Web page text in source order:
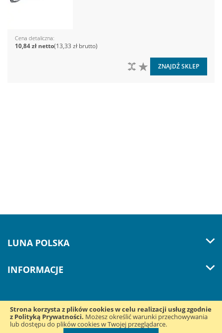
Strona korzysta z plików cookies w celu realizacji usług zgodnie
z Polityką Prywatności. Możesz określić warunki przechowywania
lub dostępu do plików cookies w Twojej przeglądarce.
Cena detaliczna
13,33 zł
10,84 zł
DO LISTY ŻYCZEŃ
DO PORÓWNANIA
ZNAJDŹ SKLEP
LUNA POLSKA
INFORMACJE
Śledź nas w mediach
społecznościowych: